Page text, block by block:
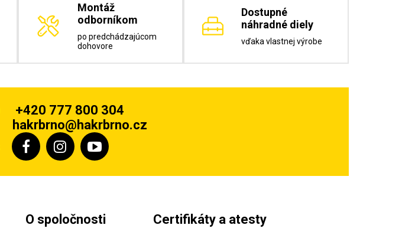
Montáž
odborníkom
po predchádzajúcom
dohovore
Dostupné
náhradné diely
vďaka vlastnej výrobe
+420 777 800 304
hakrbrno@hakrbrno.cz
O spoločnosti Certifikáty a atesty